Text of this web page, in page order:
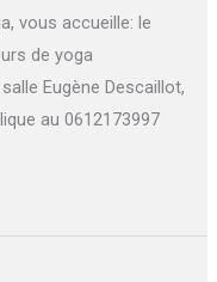
vous accueille: le
de yoga
Eugène Descaillot,
au 0612173997